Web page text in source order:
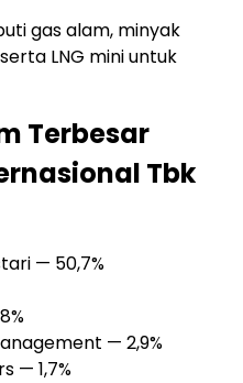
gas alam, minyak
LNG mini untuk
Terbesar
Tbk
— 50,7%
— 2,9%
— 1,7%